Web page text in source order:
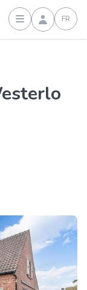
Connexion
FR